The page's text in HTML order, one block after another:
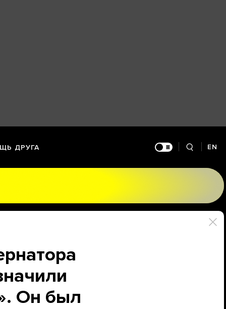
ДРУГА EN
Он был